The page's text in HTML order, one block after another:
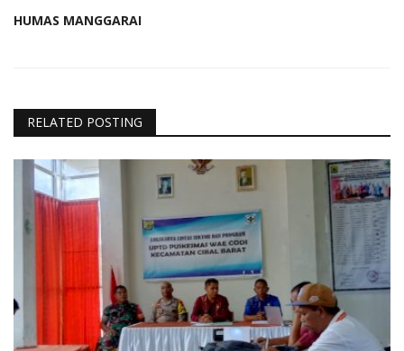
HUMAS MANGGARAI
RELATED POSTING